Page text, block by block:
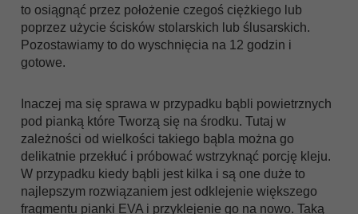
to osiągnąć przez położenie czegoś ciężkiego lub
poprzez użycie ścisków stolarskich lub ślusarskich.
Pozostawiamy to do wyschnięcia na 12 godzin i
gotowe.
Inaczej ma się sprawa w przypadku bąbli powietrznych
pod pianką które Tworzą się na środku. Tutaj w
zależności od wielkości takiego bąbla można go
delikatnie przekłuć i próbować wstrzyknąć porcję kleju.
W przypadku kiedy bąbli jest kilka i są one duże to
najlepszym rozwiązaniem jest odklejenie większego
fragmentu pianki EVA i przyklejenie go na nowo. Taką